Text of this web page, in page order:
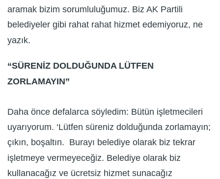
aramak bizim sorumluluğumuz. Biz AK Partili
belediyeler gibi rahat rahat hizmet edemiyoruz, ne
yazık.
“SÜRENİZ DOLDUĞUNDA LÜTFEN
ZORLAMAYIN”
Daha önce defalarca söyledim: Bütün işletmecileri
uyarıyorum. ‘Lütfen süreniz dolduğunda zorlamayın;
çıkın, boşaltın. Burayı belediye olarak biz tekrar
işletmeye vermeyeceğiz. Belediye olarak biz
kullanacağız ve ücretsiz hizmet sunacağız